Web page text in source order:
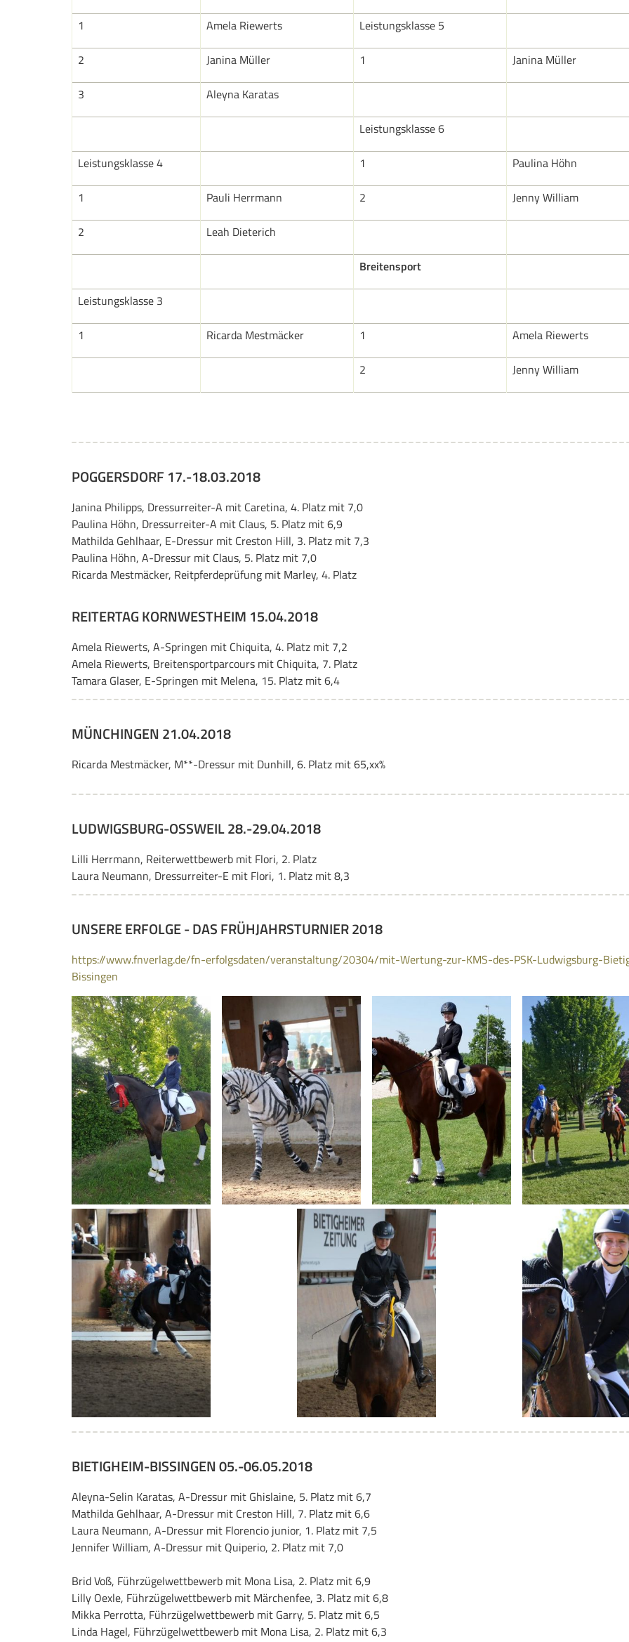
1 Amela Riewerts Leistungsklasse 5
2 Janina Müller 1 Janina Müller
3 Aleyna Karatas
Leistungsklasse 6
Leistungsklasse 4 1 Paulina Höhn
1 Pauli Herrmann 2 Jenny William
2 Leah Dieterich
Breitensport
Leistungsklasse 3
1 Ricarda Mestmäcker 1 Amela Riewerts
2 Jenny William
POGGERSDORF 17.-18.03.2018
Janina Philipps, Dressurreiter-A mit Caretina, 4. Platz mit 7,0
Paulina Höhn, Dressurreiter-A mit Claus, 5. Platz mit 6,9
Mathilda Gehlhaar, E-Dressur mit Creston Hill, 3. Platz mit 7,3
Paulina Höhn, A-Dressur mit Claus, 5. Platz mit 7,0
Ricarda Mestmäcker, Reitpferdeprüfung mit Marley, 4. Platz
REITERTAG KORNWESTHEIM 15.04.2018
Amela Riewerts, A-Springen mit Chiquita, 4. Platz mit 7,2
Amela Riewerts, Breitensportparcours mit Chiquita, 7. Platz
Tamara Glaser, E-Springen mit Melena, 15. Platz mit 6,4
MÜNCHINGEN 21.04.2018
Ricarda Mestmäcker, M**-Dressur mit Dunhill, 6. Platz mit 65,xx%
LUDWIGSBURG-OSSWEIL 28.-29.04.2018
Lilli Herrmann, Reiterwettbewerb mit Flori, 2. Platz
Laura Neumann, Dressurreiter-E mit Flori, 1. Platz mit 8,3
UNSERE ERFOLGE - DAS FRÜHJAHRSTURNIER 2018
https://www.fnverlag.de/fn-erfolgsdaten/veranstaltung/20304/mit-Wertung-zur-KMS-des-PSK-Ludwigsburg-
Bissingen
BIETIGHEIM-BISSINGEN 05.-06.05.2018
Aleyna-Selin Karatas, A-Dressur mit Ghislaine, 5. Platz mit 6,7
Mathilda Gehlhaar, A-Dressur mit Creston Hill, 7. Platz mit 6,6
Laura Neumann, A-Dressur mit Florencio junior, 1. Platz mit 7,5
Jennifer William, A-Dressur mit Quiperio, 2. Platz mit 7,0
Brid Voß, Führzügelwettbewerb mit Mona Lisa, 2. Platz mit 6,9
Lilly Oexle, Führzügelwettbewerb mit Märchenfee, 3. Platz mit 6,8
Mikka Perrotta, Führzügelwettbewerb mit Garry, 5. Platz mit 6,5
Linda Hagel, Führzügelwettbewerb mit Mona Lisa, 2. Platz mit 6,3